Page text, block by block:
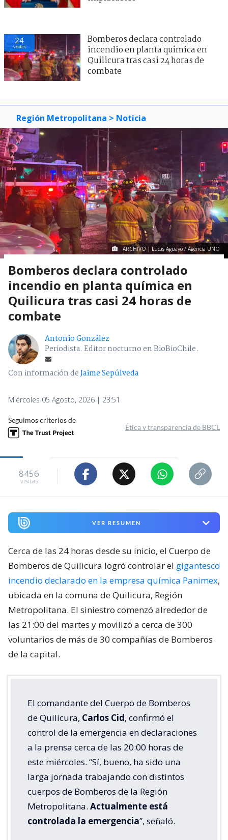
24
visitas
Bomberos declara controlado
incendio en planta química en
Quilicura tras casi 24 horas de
combate
Región Metropolitana > Noticia
ARCHIVO | Lucas Aguayo / Agencia UNO
Bomberos declara controlado
incendio en planta química en
Quilicura tras casi 24 horas de
combate
Antonio González
Periodista. Editor nocturno en BioBioChile.
Con información deJaime Sepúlveda
Miércoles 05 Agosto, 2026 | 23:51
Seguimos criterios de
Ética y transparencia de BBCL
8456
visitas
VER RESUMEN
Cerca de las 24 horas desde su inicio, el Cuerpo de
Bomberos de Quilicura logró controlar el gigantesco
incendio declarado en la empresa química Panimex,
ubicada en la comuna de Quilicura, Región
Metropolitana. El siniestro comenzó alrededor de
las 21:00 del martes y movilizó a cerca de 300
voluntarios de más de 30 compañías de Bomberos
de la capital.
El comandante del Cuerpo de Bomberos
de Quilicura, Carlos Cid, confirmó el
control de la emergencia en declaraciones
a la prensa cerca de las 20:00 horas de
este miércoles. “Sí, bueno, ha sido una
larga jornada trabajando con distintos
cuerpos de Bomberos de la Región
Metropolitana. Actualmente está
controlada la emergencia”, señaló.